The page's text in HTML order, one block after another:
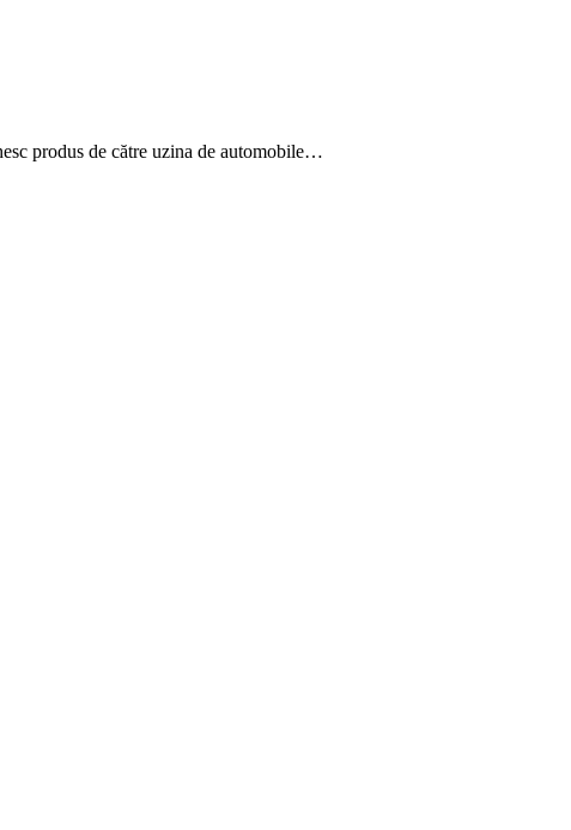
produs de către uzina de automobile…